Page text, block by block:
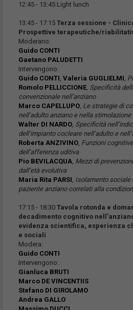
12:45 - 13:45 Light lunch
13:45 - 17:15 Terza sessione -
Prospettive terapeutiche/
Moderano:
Guido CONTI
Gaetano PALUDETTI
Intervengono:
Guido CONTI, Valeria GUGLIELMI,
Romolo PELLICCIONE, Specificità
convenzionale nell’anziano
Marco CAPELLUPO, Le strategie di
nell’adulto anziano e nella
Walter DI NARDO, Specificità
dell’impianto cocleare nell’adulto e
Roberta ANZIVINO, Funzioni
dell’afferenza uditiva
Pio BEVILACQUA, Mezzi di
dall’età evolutiva
Maria Rita PARSI, Isolamento sociale
paziente anziano correlati alla
17:15 - 18:30 Tavola rotonda e
decadimento cognitivo
evidenza scientifica, esperienza
e sociali
Modera:
Guido CONTI
Intervengono:
Gianluca BRUTI
Marco DE VINCENTIIS
Stefano DI GIROLAMO
Andrea GALLO